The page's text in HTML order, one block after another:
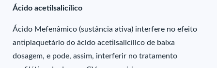
Ácido acetilsalicílico
Ácido Mefenâmico (sustância ativa) interfere no efeito
antiplaquetário do ácido acetilsalicílico de baixa
dosagem, e pode, assim, interferir no tratamento